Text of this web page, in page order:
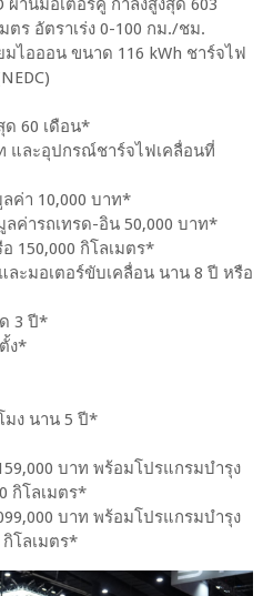
านมอเตอร์คู่ กำลังสูงสุด 603
ตร อัตราเร่ง 0-100 กม./ชม.
ไอออน ขนาด 116 kWh ชาร์จไฟ
ด 60 เดือน*
และอุปกรณ์ชาร์จไฟเคลื่อนที่
ค่า 10,000 บาท*
ค่ารถเทรด-อิน 50,000 บาท*
150,000 กิโลเมตร*
ะมอเตอร์ขับเคลื่อน นาน 8 ปี หรือ
3 ปี*
ง*
มง นาน 5 ปี*
บาท พร้อมโปรแกรมบำรุง
กิโลเมตร*
บาท พร้อมโปรแกรมบำรุง
โลเมตร*